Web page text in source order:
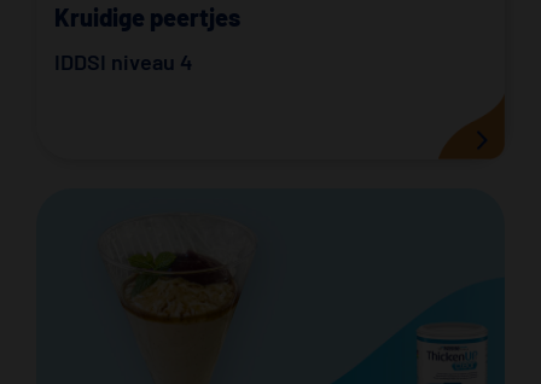
Kruidige peertjes
IDDSI niveau 4